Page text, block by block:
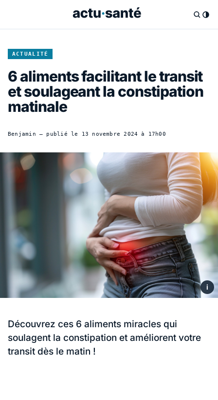
ACTUALITÉ
6 aliments facilitant le transit
et soulageant la constipation
matinale
Benjamin — publié le 13 novembre 2024 à 17h00
i
Découvrez ces 6 aliments miracles qui
soulagent la constipation et améliorent votre
transit dès le matin !